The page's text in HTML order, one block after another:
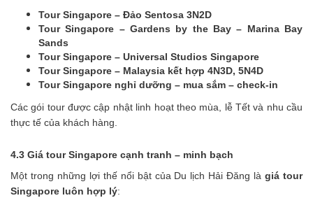
Tour Singapore – Đảo Sentosa 3N2D
Tour Singapore – Gardens by the Bay – Marina Bay
Sands
Tour Singapore – Universal Studios Singapore
Tour Singapore – Malaysia kết hợp 4N3D, 5N4D
Tour Singapore nghỉ dưỡng – mua sắm – check-in
Các gói tour được cập nhật linh hoạt theo mùa, lễ Tết và nhu cầu
thực tế của khách hàng.
4.3 Giá tour Singapore cạnh tranh – minh bạch
Một trong những lợi thế nổi bật của Du lịch Hải Đăng làgiá tour
Singapore luôn hợp lý: